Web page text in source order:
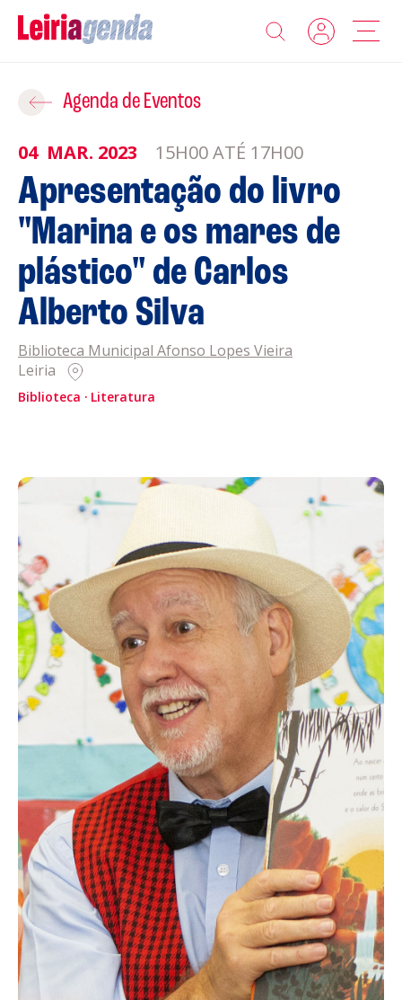
Agenda
Sobre a Leiriagenda
Promotores
Clubes Desportivos
Contactos
Informações
Política de Privacidade
Política de Cookies
Agenda de Eventos
04 MAR. 2023 15H00 ATÉ 17H00
Apresentação do livro
"Marina e os mares de
plástico" de Carlos
Alberto Silva
Biblioteca Municipal Afonso Lopes Vieira
Leiria
Biblioteca Literatura
Adicionar ao Roteiro
ROTEIROS EXISTENTES
CRIAR NOVO
Gravar